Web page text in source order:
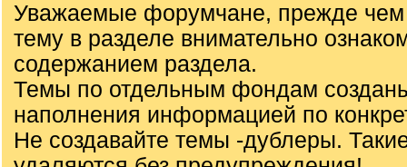
Уважаемые форумчане, прежде чем
тему в разделе внимательно
содержанием раздела.
Темы по отдельным фондам
наполнения информацией по
Не создавайте темы -дублеры.